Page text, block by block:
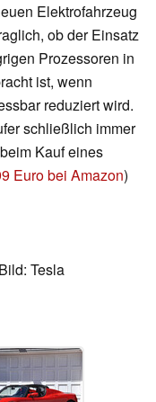
Elektrofahrzeug
ob der Einsatz
Prozessoren in
ist, wenn
reduziert wird.
schließlich immer
Kauf eines
Euro bei Amazon)
Tesla